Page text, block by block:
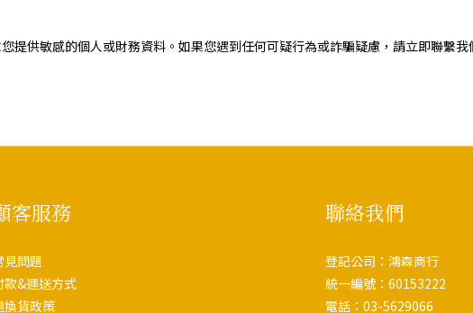
提供敏感的個人或財務資料。如果您遇到任何可疑行為或詐騙疑慮，請立即聯繫
客服務
見問題
款&運送方式
換貨政策
聯絡我們
登記公司：鴻森商行
統一編號：60153222
電話：03-5629066